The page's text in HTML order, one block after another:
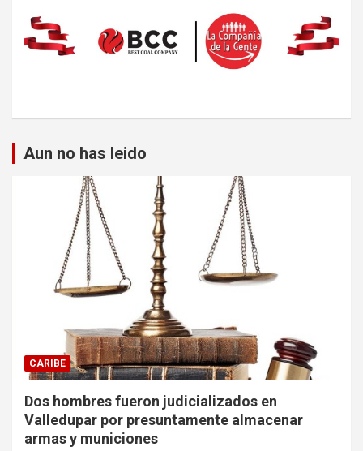
Aun no has leido
CARIBE
Dos hombres fueron judicializados en
Valledupar por presuntamente almacenar
armas y municiones